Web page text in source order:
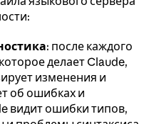
: после каждого
делает Claude,
изменения и
об ошибках и
видит ошибки типов,